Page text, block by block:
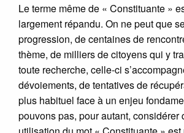
Le terme même de « Constituante »
largement répandu. On ne peut que
progression, de centaines de
thème, de milliers de citoyens qui y
toute recherche, celle-ci
dévoiements, de tentatives de
plus habituel face à un enjeu
pouvons pas, pour autant, considérer